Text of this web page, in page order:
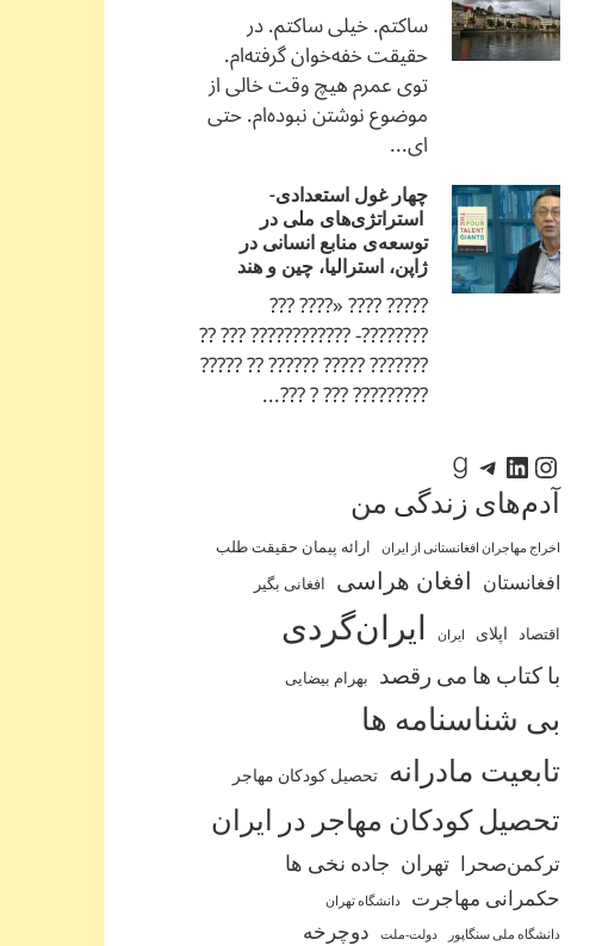
ساکتم. خیلی ساکتم. در
حقیقت خفه‌خوان گرفته‌ام.
توی عمرم هیچ وقت خالی از
موضوع نوشتن نبوده‌ام. حتی
ای...
چهار غول استعدادی-
استراتژی‌های ملی در
توسعه‌ی منابع انسانی در
ژاپن، استرالیا، چین و هند
????? ???? «???? ???
????????- ???????????? ??? ??
??????? ????? ?????? ?? ?????
????????? ??? ? ???...
اینستاگرم لینکداین تلگرام گودریدز
آدم‌‌های زندگی من
اخراج مهاجران افغانستانی از ایران ارائه پیمان حقیقت طلب
افغانستان افغان هراسی افغانی بگیر
اقتصاد اپلای ایران ایران‌گردی
با کتاب ها می رقصد بهرام بیضایی
بی شناسنامه ها
تابعیت مادرانه تحصیل کودکان مهاجر
تحصیل کودکان مهاجر در ایران
ترکمن‌صحرا تهران
جاده نخی ها
حکمرانی مهاجرت
دانشگاه تهران
دانشگاه ملی سنگاپور دولت-ملت
دوچرخه